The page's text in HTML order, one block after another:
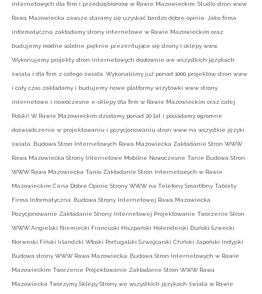
internetowych dla firm i przedsiębiorców w Rawie Mazowieckim. Studio stron www
Rawa Mazowiecka zawsze staramy się uzyskać bardzo dobre opinie. Jako firma
informatyczna zakładamy strony internetowe w Rawie Mazowieckim oraz
budujemy modne solidne pięknie prezentujące się strony i sklepy www.
Wykonujemy projekty stron internetowych dosłownie we wszystkich językach
świata i dla firm z całego świata. Wykonaliśmy już ponad 1000 projektów stron www
i cały czas zakładamy i budujemy nowe platformy wizytówki www strony
internetowe i nowoczesne e-sklepy dla firm w Rawie Mazowieckim oraz całej
Polski! W Rawie Mazowieckim działamy ponad 20 lat i posiadamy ogromne
doświadczenie w projektowaniu i pozycjonowaniu stron www na wszystkie języki
świata. Budowa Stron Internetowych Rawa Mazowiecka Zakładanie Stron WWW
Rawa Mazowiecka Strony Internetowe Mobilne Nowoczesne Tanie Budowa Stron
WWW Rawa Mazowiecka Tanio Zakładanie Stron Internetowych w Rawie
Mazowieckim Cena Dobre Opinie Strony WWW na Telefony Smartfony Tablety
Firma Informatyczna. Budowa Strony Internetowej Rawa Mazowiecka
Pozycjonowanie Zakładanie Strony Internetowej Projektowanie Tworzenie Stron
WWW Angielski Niemiecki Francuski Hiszpański Holenderski Duński Szwecki
Norweski Fiński Irlandzki Włoski Portugalski Szwajcarski Chiński Japoński Indyjski
Budowa strony WWW Rawa Mazowiecka. Budowa Stron Internetowych w Rawie
Mazowieckim Tworzenie Projektowanie Zakładanie Stron WWW Rawa
Mazowiecka Tworzymy Sklepy Strony we wszystkich językach świata w Rawie